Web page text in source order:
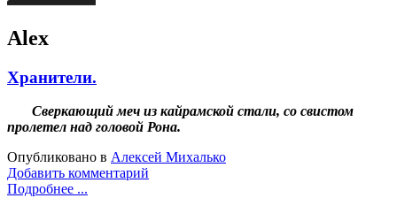
Alex
Хранители.
Сверкающий меч из кайрамской стали, со свистом
пролетел над головой Рона.
Опубликовано в Алексей Михалько
Добавить комментарий
Подробнее ...